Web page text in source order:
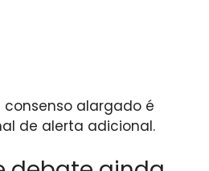
alargado é
de alerta adicional.